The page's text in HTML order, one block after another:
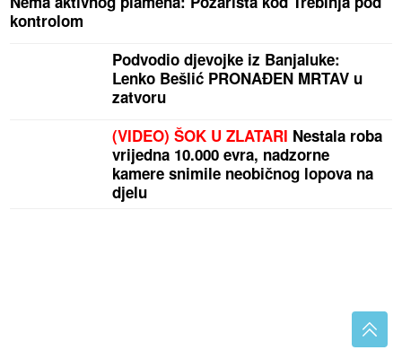
kontrolom
Podvodio djevojke iz Banjaluke:
Lenko Bešlić PRONAĐEN MRTAV u
zatvoru
(VIDEO) ŠOK U ZLATARI Nestala roba
vrijedna 10.000 evra, nadzorne
kamere snimile neobičnog lopova na
djelu